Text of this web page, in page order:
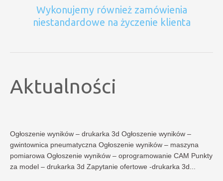
Wykonujemy również zamówienia
niestandardowe na życzenie klienta
Aktualności
Ogłoszenie wyników – drukarka 3d Ogłoszenie wyników –
gwintownica pneumatyczna Ogłoszenie wyników – maszyna
pomiarowa Ogłoszenie wyników – oprogramowanie CAM Punkty
za model – drukarka 3d Zapytanie ofertowe -drukarka 3d...